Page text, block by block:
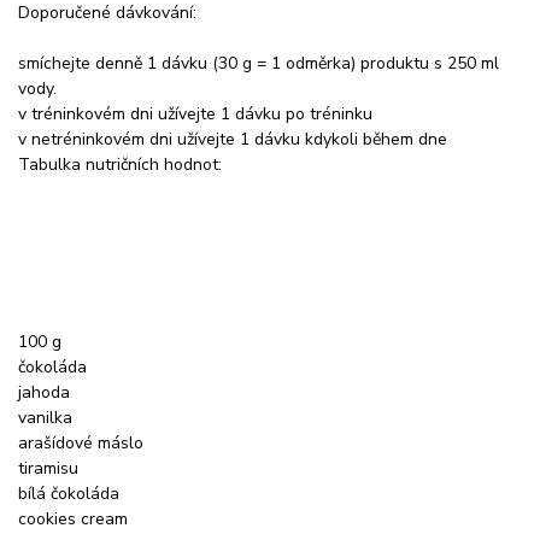
Doporučené dávkování:
smíchejte denně 1 dávku (30 g = 1 odměrka) produktu s 250 ml
vody.
v tréninkovém dni užívejte 1 dávku po tréninku
v netréninkovém dni užívejte 1 dávku kdykoli během dne
Tabulka nutričních hodnot:
100 g
čokoláda
jahoda
vanilka
arašídové máslo
tiramisu
bílá čokoláda
cookies cream